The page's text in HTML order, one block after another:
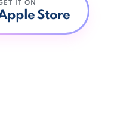
IT ON
Store